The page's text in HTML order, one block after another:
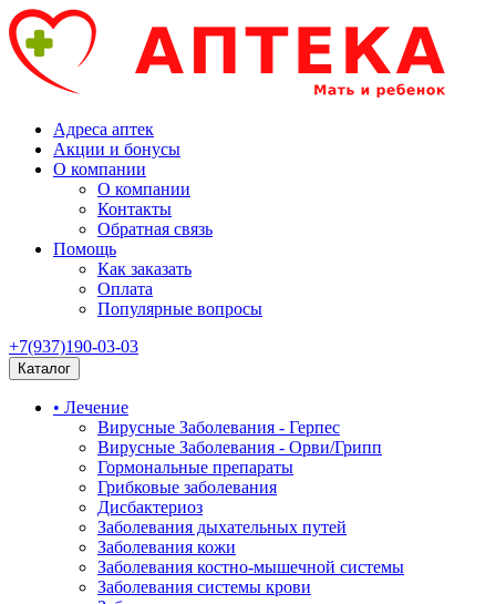
Адреса аптек
Акции и бонусы
О компании
О компании
Контакты
Обратная связь
Помощь
Как заказать
Оплата
Популярные вопросы
+7(937)190-03-03
Каталог
• Лечение
Вирусные Заболевания - Герпес
Вирусные Заболевания - Орви/Грипп
Гормональные препараты
Грибковые заболевания
Дисбактериоз
Заболевания дыхательных путей
Заболевания кожи
Заболевания костно-мышечной системы
Заболевания системы крови